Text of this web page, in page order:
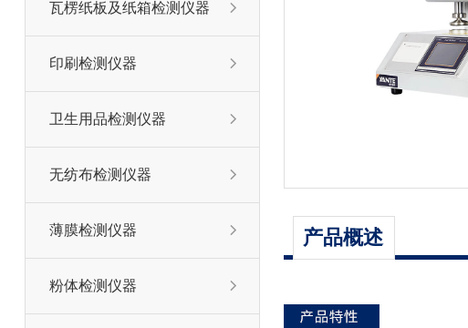
瓦楞纸板及纸箱检测仪器 
印刷检测仪器 
卫生用品检测仪器 
无纺布检测仪器 
薄膜检测仪器 
粉体检测仪器 
产品概述